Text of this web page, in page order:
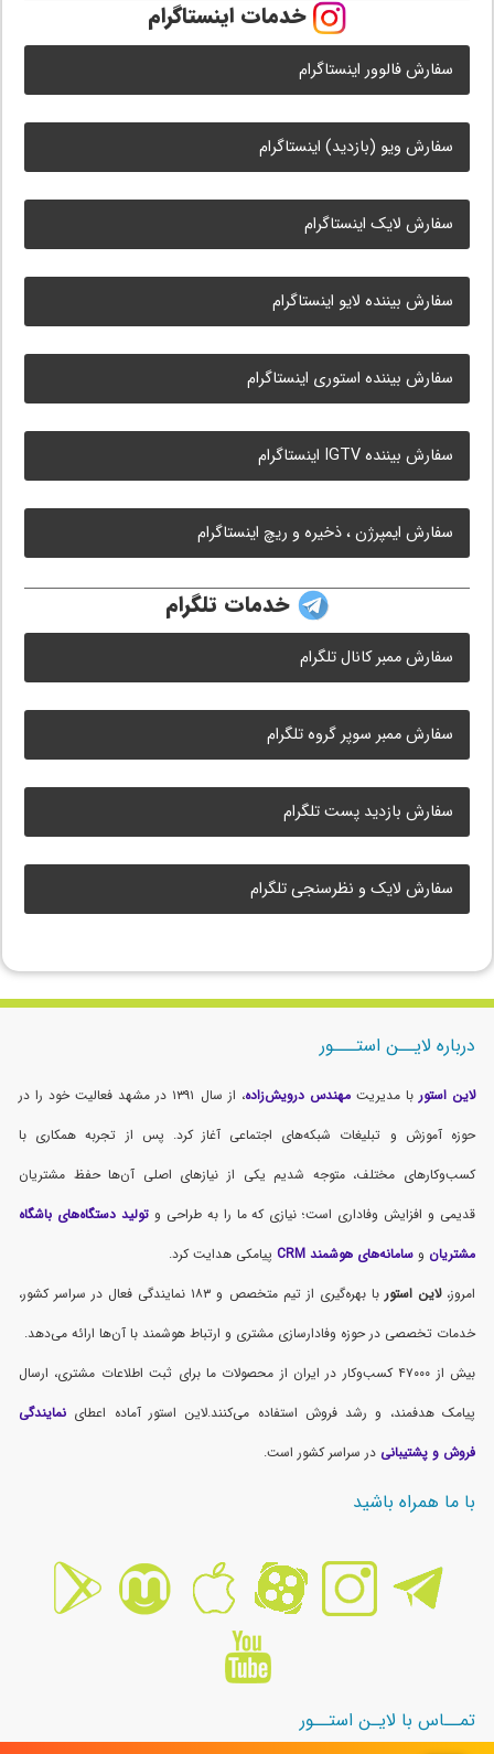
خدمات اینستاگرام
سفارش فالوور اینستاگرام
سفارش ویو (بازدید) اینستاگرام
سفارش لایک اینستاگرام
سفارش بیننده لایو اینستاگرام
سفارش بیننده استوری اینستاگرام
سفارش بیننده IGTV اینستاگرام
سفارش ایمپرژن ، ذخیره و ریچ اینستاگرام
خدمات تلگرام
سفارش ممبر کانال تلگرام
سفارش ممبر سوپر گروه تلگرام
سفارش بازدید پست تلگرام
سفارش لایک و نظرسنجی تلگرام